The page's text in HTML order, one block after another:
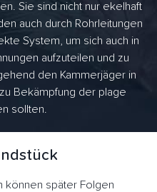
Sie sind nicht nur ekelhaft
auch durch Rohrleitungen
System, um sich auch in
aufzuteilen und zu
den Kammerjäger in
Bekämpfung der plage
sollten.
können später Folgen